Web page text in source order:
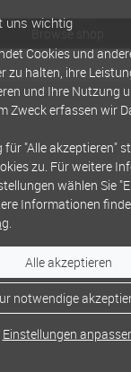
Browse shop
uns wichtig
Cookies und
zu halten, ihre
und Ihre Nutzung
Zweck erfassen wir
"Alle akzeptieren"
zu. Für weitere
wählen Sie
Informationen
.
Alle akzeptieren
notwendige
Einstellungen